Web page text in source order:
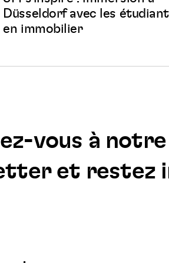
Düsseldorf avec les
en immobilier
vous à notre
et restez